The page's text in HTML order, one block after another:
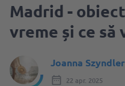
Madrid -
vreme și ce să
Joanna Szyndler
22 apr. 2025